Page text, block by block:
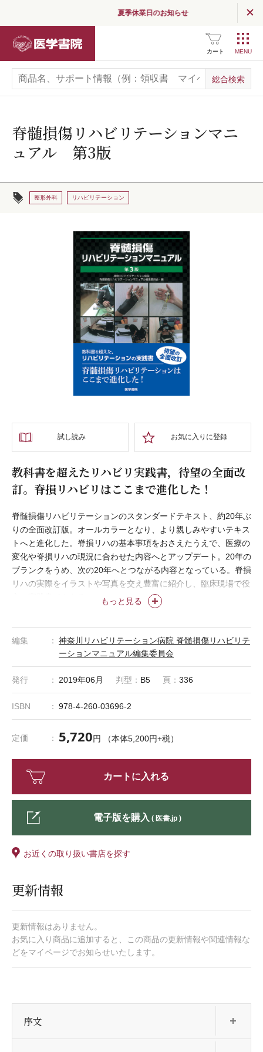
夏季休業日のお知らせ
カート
脊髄損傷リハビリテーションマニ
ュアル 第3版
整形外科 リハビリテーション
試し読み お気に入りに登録
教科書を超えたリハビリ実践書，待望の全面改
訂。脊損リハビリはここまで進化した！
もっと見る
脊髄損傷リハビリテーションのスタンダードテキスト、約20年ぶ
りの全面改訂版。オールカラーとなり、より親しみやすいテキス
トへと進化した。脊損リハの基本事項をおさえたうえで、医療の
変化や脊損リハの現況に合わせた内容へとアップデート。20年の
ブランクをうめ、次の20年へとつながる内容となっている。脊損
リハの実際をイラストや写真を交え豊富に紹介し、臨床現場で役
編集
神奈川リハビリテーション病院 脊髄損傷リハビリテ
ーションマニュアル編集委員会
発行 2019年06月 判型： B5 頁： 336
ISBN 978-4-260-03696-2
定価 5,720円 （本体5,200円+税）
カートに入れる
電子版を購入 ( 医書.jp )
お近くの取り扱い書店を探す
更新情報
更新情報はありません。
お気に入り商品に追加すると、この商品の更新情報や関連情報な
どをマイページでお知らせいたします。
序文